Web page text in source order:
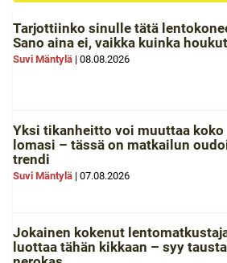
Tarjottiinko sinulle tätä
Sano aina ei, vaikka kuinka
Suvi Mäntylä | 08.08.2026
Yksi tikanheitto voi muuttaa koko
lomasi – tässä on matkailun
trendi
Suvi Mäntylä | 07.08.2026
Jokainen kokenut
luottaa tähän kikkaan – syy